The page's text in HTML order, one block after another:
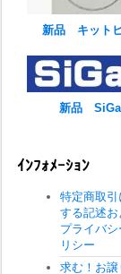
新品 キット
新品
ｲﾝﾌｫﾒｰｼｮﾝ
特定商取引
する記述お
プライバシ
リシー
求む！お譲